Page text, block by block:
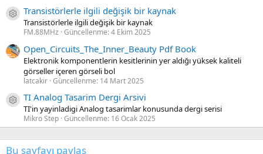
Kaynak ikon/amblem
Transistörlerle ilgili değişik bir kaynak
Transistörlerle ilgili değişik bir kaynak
FM.88MHz Güncellenme:4 Ekim 2025
Open_Circuits_The_Inner_Beauty Pdf Book
Elektronik komponentlerin kesitlerinin yer aldığı yüksek kaliteli
görseller içeren görseli bol
latcakir Güncellenme: 14 Mart 2025
Kaynak ikon/amblem
TI Analog Tasarim Dergi Arsivi
TI'in yayinladigi Analog tasarimlar konusunda dergi serisi
Mikro Step Güncellenme: 16 Ocak 2025
Bu sayfayı paylaş